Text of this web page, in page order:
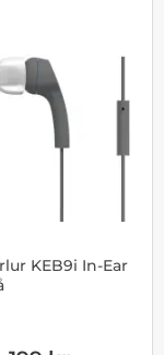
KEB9i In-Ear